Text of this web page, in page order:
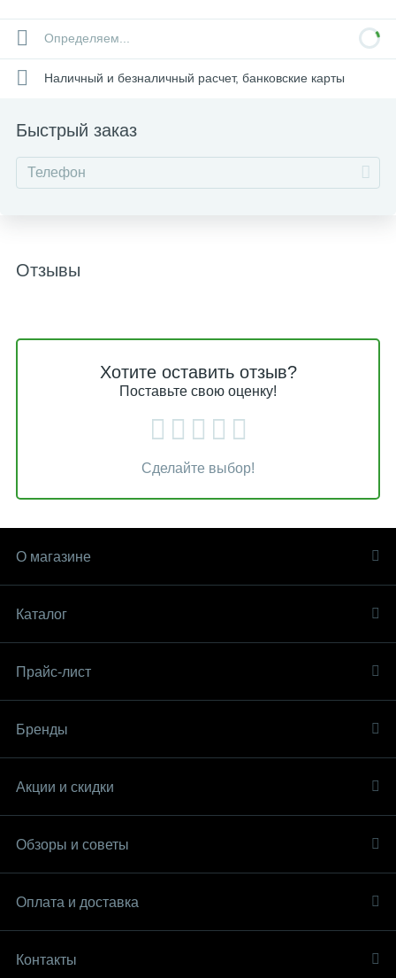
Определяем...
Наличный и безналичный расчет, банковские карты
Быстрый заказ
Отзывы
Хотите оставить отзыв?
Поставьте свою оценку!
Сделайте выбор!
О магазине
Каталог
Прайс-лист
Бренды
Акции и скидки
Обзоры и советы
Оплата и доставка
Контакты